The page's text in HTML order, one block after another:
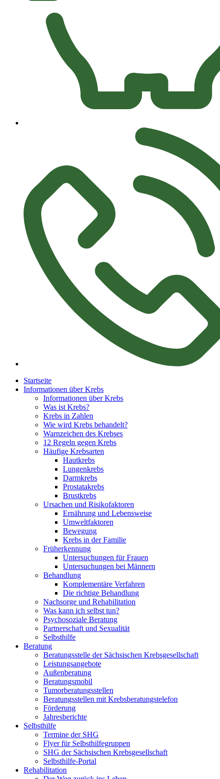
Startseite
Informationen über Krebs
Informationen über Krebs
Was ist Krebs?
Krebs in Zahlen
Wie wird Krebs behandelt?
Warnzeichen des Krebses
12 Regeln gegen Krebs
Häufige Krebsarten
Hautkrebs
Lungenkrebs
Darmkrebs
Prostatakrebs
Brustkrebs
Ursachen und Risikofaktoren
Ernährung und Lebensweise
Umweltfaktoren
Bewegung
Krebs in der Familie
Früherkennung
Untersuchungen für Frauen
Untersuchungen bei Männern
Behandlung
Komplementäre Verfahren
Die richtige Behandlung
Nachsorge und Rehabilitation
Was kann ich selbst tun?
Psychosoziale Beratung
Partnerschaft und Sexualität
Selbsthilfe
Beratung
Beratungsstelle der Sächsischen Krebsgesellschaft
Leistungsangebote
Außenberatung
Beratungsmobil
Tumorberatungsstellen
Beratungsstellen mit Krebsberatungstelefon
Förderung
Jahresberichte
Selbsthilfe
Termine der SHG
Flyer für Selbsthilfegruppen
SHG der Sächsischen Krebsgesellschaft
Selbsthilfe-Portal
Rehabilitation